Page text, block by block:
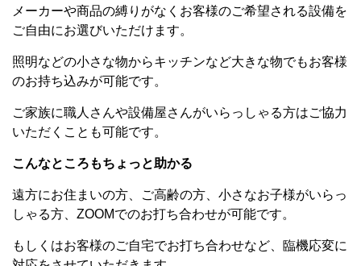
メーカーや商品の縛りがなくお客様のご希望される設備を
ご自由にお選びいただけます。
照明などの小さな物からキッチンなど大きな物でもお客様
のお持ち込みが可能です。
ご家族に職人さんや設備屋さんがいらっしゃる方はご協力
いただくことも可能です。
こんなところもちょっと助かる
遠方にお住まいの方、ご高齢の方、小さなお子様がいらっ
しゃる方、ZOOMでのお打ち合わせが可能です。
もしくはお客様のご自宅でお打ち合わせなど、臨機応変に